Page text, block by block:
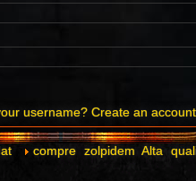
username? Create an account
compre zolpidem Alta